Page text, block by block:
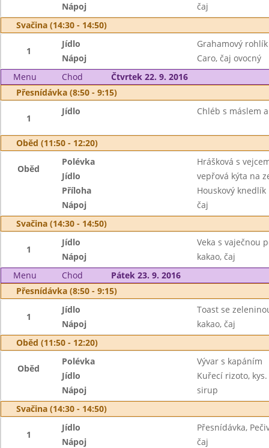
Nápoj
čaj
Svačina (14:30 - 14:50)
1
Jídlo
Grahamový
Nápoj
Caro, čaj ovocný
Menu
Chod
Čtvrtek 22. 9. 2016
Přesnídávka (8:50 - 9:15)
1
Jídlo Chléb s máslem
Oběd (11:50 - 12:20)
Oběd
Polévka
Hrášková s
Jídlo
vepřová kýta na
Příloha
Houskový knedlík
Nápoj
čaj
Svačina (14:30 - 14:50)
1
Jídlo
Veka s vaječnou
Nápoj
kakao, čaj
Menu
Chod
Pátek 23. 9. 2016
Přesnídávka (8:50 - 9:15)
1
Jídlo
Toast se
Nápoj
kakao, čaj
Oběd (11:50 - 12:20)
Oběd
Polévka
Vývar s kapáním
Jídlo
Kuřecí rizoto,
Nápoj
sirup
Svačina (14:30 - 14:50)
1
Jídlo
Přesnídávka,
Nápoj
čaj